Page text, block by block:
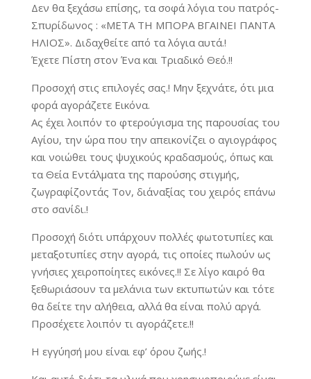
Δεν θα ξεχάσω επίσης, τα σοφά λόγια του πατρός-
Σπυρίδωνος : «ΜΕΤΑ ΤΗ ΜΠΟΡΑ ΒΓΑΙΝΕΙ ΠΑΝΤΑ
ΗΛΙΟΣ». Διδαχθείτε από τα λόγια αυτά.!
Έχετε Πίστη στον Ένα και Τριαδικό Θεό.!!
Προσοχή στις επιλογές σας.! Μην ξεχνάτε, ότι μια
φορά αγοράζετε Εικόνα.
Ας έχει λοιπόν το φτερούγισμα της παρουσίας του
Αγίου, την ώρα που την απεικονίζει ο αγιογράφος
και νοιώθει τους ψυχικούς κραδασμούς, όπως και
τα Θεία Εντάλματα της παρούσης στιγμής,
ζωγραφίζοντάς Τον, δι΄αναξίας του χειρός επάνω
στο σανίδι.!
Προσοχή διότι υπάρχουν πολλές φωτοτυπίες και
μεταξοτυπίες στην αγορά, τις οποίες πωλούν ως
γνήσιες χειροποίητες εικόνες.!! Σε λίγο καιρό θα
ξεθωριάσουν τα μελάνια των εκτυπωτών και τότε
θα δείτε την αλήθεια, αλλά θα είναι πολύ αργά.
Προσέχετε λοιπόν τι αγοράζετε.!!
Η εγγύησή μου είναι εφ’ όρου ζωής.!